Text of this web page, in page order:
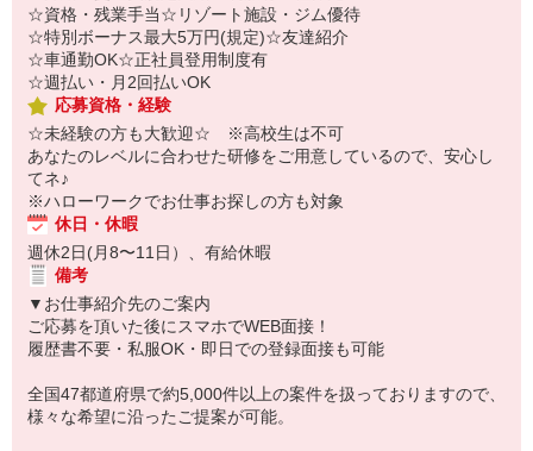
☆資格・残業手当☆リゾート施設・ジム優待
☆特別ボーナス最大5万円(規定)☆友達紹介
☆車通勤OK☆正社員登用制度有
☆週払い・月2回払いOK
応募資格・経験
☆未経験の方も大歓迎☆ ※高校生は不可
あなたのレベルに合わせた研修をご用意しているので、安心し
てネ♪
※ハローワークでお仕事お探しの方も対象
休日・休暇
週休2日(月8〜11日）、有給休暇
備考
▼お仕事紹介先のご案内
ご応募を頂いた後にスマホでWEB面接！
履歴書不要・私服OK・即日での登録面接も可能
全国47都道府県で約5,000件以上の案件を扱っておりますので、
様々な希望に沿ったご提案が可能。